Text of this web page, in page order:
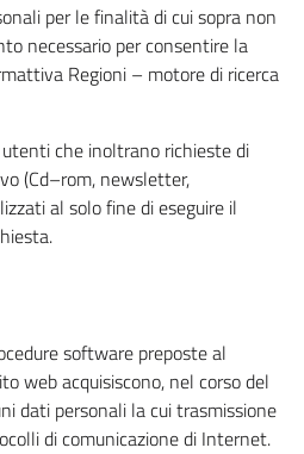
per le finalità di cui sopra non
necessario per consentire la
Regioni – motore di ricerca
che inoltrano richieste di
(Cd–rom, newsletter,
al solo fine di eseguire il
software preposte al
web acquisiscono, nel corso del
dati personali la cui trasmissione
di comunicazione di Internet.